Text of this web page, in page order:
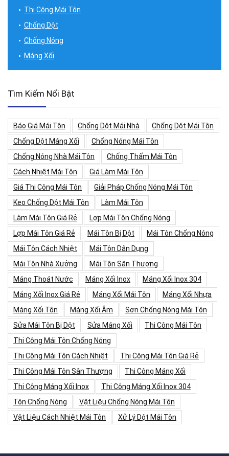
Thi Công Mái Tôn
Chống Dột
Chống Nóng
Máng Xối
Tìm Kiếm Nổi Bật
Báo Giá Mái Tôn Chống Dột Mái Nhà
Chống Dột Mái Tôn
Chống Dột Máng Xối
Chống Nóng Mái Tôn
Chống Nóng Nhà Mái Tôn
Chống Thấm Mái Tôn
Cách Nhiệt Mái Tôn
Giá Làm Mái Tôn
Giá Thi Công Mái Tôn
Giải Pháp Chống Nóng Mái Tôn
Keo Chống Dột Mái Tôn
Làm Mái Tôn
Làm Mái Tôn Giá Rẻ
Lợp Mái Tôn Chống Nóng
Lợp Mái Tôn Giá Rẻ
Mái Tôn Bị Dột
Mái Tôn Chống Nóng
Mái Tôn Cách Nhiệt
Mái Tôn Dân Dụng
Mái Tôn Nhà Xưởng
Mái Tôn Sân Thượng
Máng Thoát Nước
Máng Xối Inox
Máng Xối Inox 304
Máng Xối Inox Giá Rẻ
Máng Xối Mái Tôn
Máng Xối Nhựa
Máng Xối Tôn
Máng Xối Âm
Sơn Chống Nóng Mái Tôn
Sửa Mái Tôn Bị Dột
Sửa Máng Xối
Thi Công Mái Tôn
Thi Công Mái Tôn Chống Nóng
Thi Công Mái Tôn Cách Nhiệt
Thi Công Mái Tôn Giá Rẻ
Thi Công Mái Tôn Sân Thượng
Thi Công Máng Xối
Thi Công Máng Xối Inox
Thi Công Máng Xối Inox 304
Tôn Chống Nóng
Vật Liệu Chống Nóng Mái Tôn
Vật Liệu Cách Nhiệt Mái Tôn
Xử Lý Dột Mái Tôn